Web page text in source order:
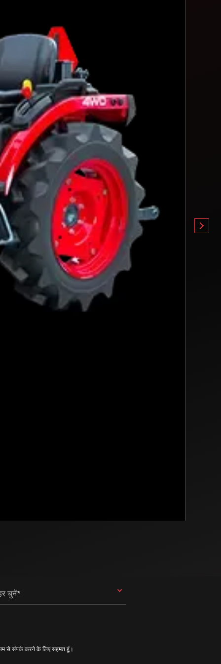
चुनें*
से संपर्क करने के लिए सहमत हूं।